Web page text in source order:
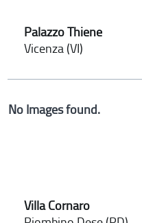
Palazzo Thiene
Vicenza (VI)
No Images found.
Villa Cornaro